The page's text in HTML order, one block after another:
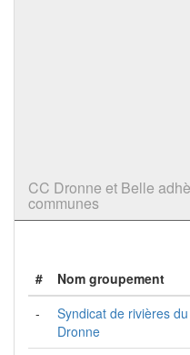
CC Dronne et Belle
communes
# Nom groupement
-
Syndicat de rivières
Dronne